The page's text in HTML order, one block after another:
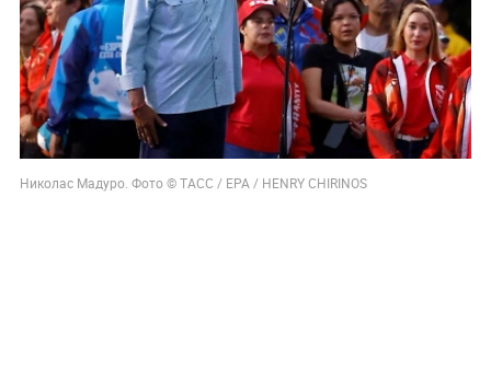
Николас Мадуро. Фото © ТАСС / EPA / HENRY CHIRINOS